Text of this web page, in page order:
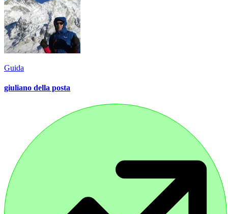
Guida
giuliano della posta